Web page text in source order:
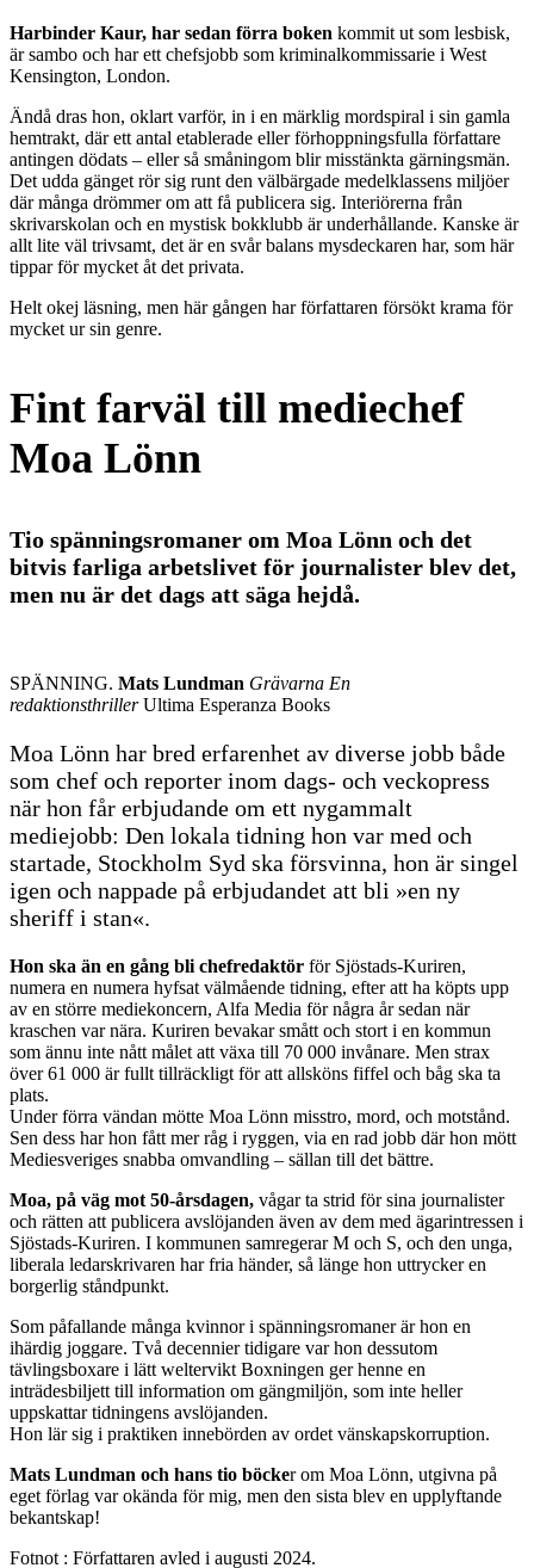
Harbinder Kaur, har sedan förra boken kommit ut som lesbisk,
är sambo och har ett chefsjobb som kriminalkommissarie i West
Kensington, London.
Ändå dras hon, oklart varför, in i en märklig mordspiral i sin gamla
hemtrakt, där ett antal etablerade eller förhoppningsfulla författare
antingen dödats – eller så småningom blir misstänkta gärningsmän.
Det udda gänget rör sig runt den välbärgade medelklassens miljöer
där många drömmer om att få publicera sig. Interiörerna från
skrivarskolan och en mystisk bokklubb är underhållande. Kanske är
allt lite väl trivsamt, det är en svår balans mysdeckaren har, som här
tippar för mycket åt det privata.
Helt okej läsning, men här gången har författaren försökt krama för
mycket ur sin genre.
Fint farväl till mediechef
Moa Lönn
Tio spänningsromaner om Moa Lönn och det
bitvis farliga arbetslivet för journalister blev det,
men nu är det dags att säga hejdå.
SPÄNNING. Mats Lundman Grävarna En
redaktionsthrillerUltima Esperanza Books
Moa Lönn har bred erfarenhet av diverse jobb både
som chef och reporter inom dags- och veckopress
när hon får erbjudande om ett nygammalt
mediejobb: Den lokala tidning hon var med och
startade, Stockholm Syd ska försvinna, hon är singel
igen och nappade på erbjudandet att bli »en ny
sheriff i stan«.
Hon ska än en gång bli chefredaktör för Sjöstads-Kuriren,
numera en numera hyfsat välmående tidning, efter att ha köpts upp
av en större mediekoncern, Alfa Media för några år sedan när
kraschen var nära. Kuriren bevakar smått och stort i en kommun
som ännu inte nått målet att växa till 70 000 invånare. Men strax
över 61 000 är fullt tillräckligt för att allsköns fiffel och båg ska ta
plats.
Under förra vändan mötte Moa Lönn misstro, mord, och motstånd.
Sen dess har hon fått mer råg i ryggen, via en rad jobb där hon mött
Mediesveriges snabba omvandling – sällan till det bättre.
Moa, på väg mot 50-årsdagen, vågar ta strid för sina journalister
och rätten att publicera avslöjanden även av dem med ägarintressen i
Sjöstads-Kuriren. I kommunen samregerar M och S, och den unga,
liberala ledarskrivaren har fria händer, så länge hon uttrycker en
borgerlig ståndpunkt.
Som påfallande många kvinnor i spänningsromaner är hon en
ihärdig joggare. Två decennier tidigare var hon dessutom
tävlingsboxare i lätt weltervikt Boxningen ger henne en
inträdesbiljett till information om gängmiljön, som inte heller
uppskattar tidningens avslöjanden.
Hon lär sig i praktiken innebörden av ordet vänskapskorruption.
Mats Lundman och hans tio böcker om Moa Lönn, utgivna på
eget förlag var okända för mig, men den sista blev en upplyftande
bekantskap!
Fotnot : Författaren avled i augusti 2024.